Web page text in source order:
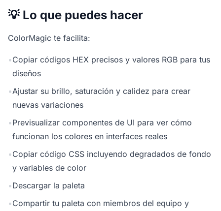
💡 Lo que puedes hacer
ColorMagic te facilita:
•Copiar códigos HEX precisos y valores RGB para tus
diseños
•Ajustar su brillo, saturación y calidez para crear
nuevas variaciones
•Previsualizar componentes de UI para ver cómo
funcionan los colores en interfaces reales
•Copiar código CSS incluyendo degradados de fondo
y variables de color
•Descargar la paleta
•Compartir tu paleta con miembros del equipo y